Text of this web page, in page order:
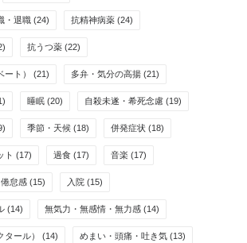
・退職 (24) 抗精神病薬 (24)
抗うつ薬 (22)
ート） (21) 多弁・気分の高揚 (21)
睡眠 (20) 自殺未遂・希死念慮 (19)
季節・天候 (18) 併発症状 (18)
ト (17) 過食 (17) 音楽 (17)
倦怠感 (15) 入院 (15)
(14) 無気力・無感情・無力感 (14)
ール） (14) めまい・頭痛・吐き気 (13)